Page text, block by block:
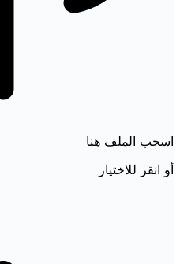
اسحب الملف هنا
أو انقر للاختيار